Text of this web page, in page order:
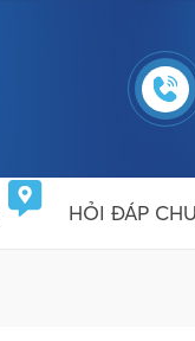
HỎI ĐÁP